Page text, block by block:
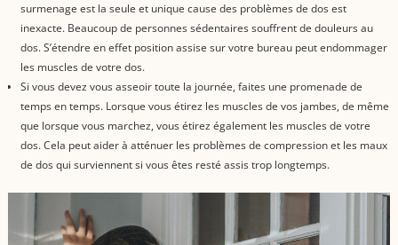
surmenage est la seule et unique cause des problèmes de dos est
inexacte. Beaucoup de personnes sédentaires souffrent de douleurs au
dos. S’étendre en effet position assise sur votre bureau peut endommager
les muscles de votre dos.
Si vous devez vous asseoir toute la journée, faites une promenade de
temps en temps. Lorsque vous étirez les muscles de vos jambes, de même
que lorsque vous marchez, vous étirez également les muscles de votre
dos. Cela peut aider à atténuer les problèmes de compression et les maux
de dos qui surviennent si vous êtes resté assis trop longtemps.